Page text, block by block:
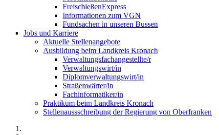
FreischießenExpress
Informationen zum VGN
Fundsachen in unseren Bussen
Jobs und Karriere
Aktuelle Stellenangebote
Ausbildung beim Landkreis Kronach
Verwaltungsfachangestellte/r
Verwaltungswirt/in
Diplomverwaltungswirt/in
Straßenwärter/in
Fachinformatiker/in
Praktikum beim Landkreis Kronach
Stellenaussschreibung der Regierung von Oberfranken